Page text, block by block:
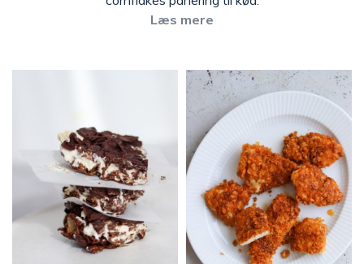
Læs mere